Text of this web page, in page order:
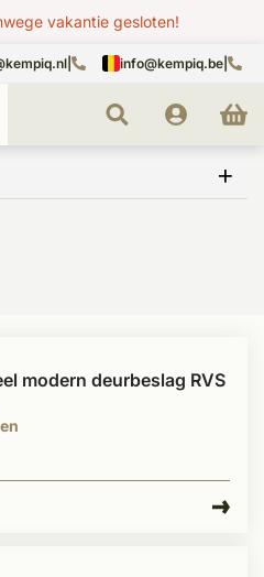
vakantie gesloten!
info@kempiq.be
modern deurbeslag RVS